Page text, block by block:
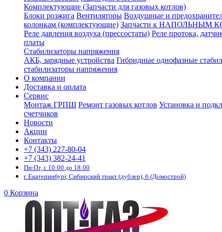
Комплектующие (Запчасти для газовых котлов)
Блоки розжига Вентиляторы Воздушные и
колонкам (комплектующие) Запчасти к НАПОЛЬНЫМ
Реле давления воздуха (прессостаты) Реле протока,
платы
Стабилизаторы напряжения
АКБ, зарядные устройства Гибридные однофазные
стабилизаторы напряжения
О компании
Доставка и оплата
Сервис
Монтаж ГРПШ Ремонт газовых котлов Установка и
счетчиков
Новости
Акции
Контакты
+7 (343) 227-80-04
+7 (343) 382-24-41
Пн-Пт, с 10:00 до 18:00
г. Екатеринбург, Сибирский тракт (дублер), 6 (Домострой)
0 Корзина